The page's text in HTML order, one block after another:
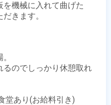
機械に入れて曲げた
きます。
るのでしっかり休憩取れ
堂あり(お給料引き)